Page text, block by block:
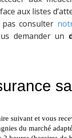
aux listes
pas consulter
demander un